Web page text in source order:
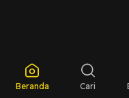
Beranda Cari